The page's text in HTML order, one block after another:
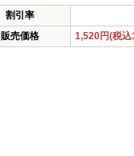
割引率
販売価格
1,520円(税